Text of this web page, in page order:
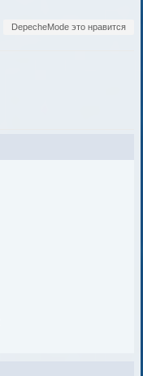
DepecheMode это нравится